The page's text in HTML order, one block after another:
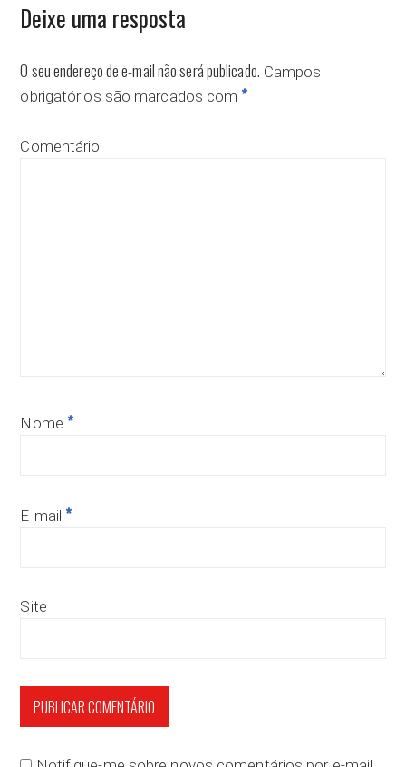
Deixe uma resposta
O seu endereço de e-mail não será publicado. Campos
obrigatórios são marcados com *
Comentário
Nome *
E-mail *
Site